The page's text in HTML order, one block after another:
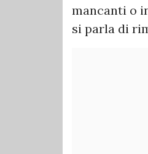
mancanti o
si parla di